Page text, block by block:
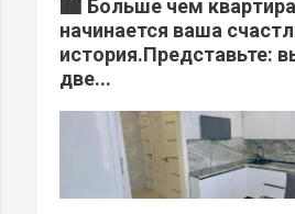
🏙️ Больше чем
начинается ваша
история.Представьте:
две...